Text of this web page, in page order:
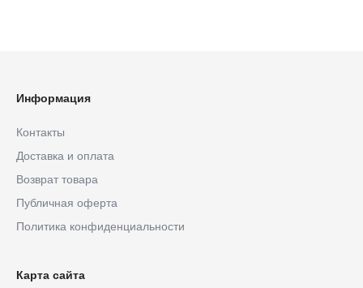
Информация
Контакты
Доставка и оплата
Возврат товара
Публичная оферта
Политика конфиденциальности
Карта сайта